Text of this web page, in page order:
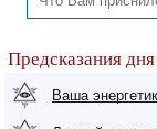
Предсказания дня
Ваша